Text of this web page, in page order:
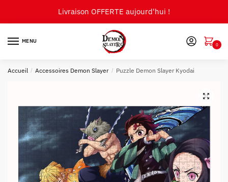
Livraison OFFERTE aujourd'hui !
MENU
0
Accueil / Accessoires Demon Slayer / Puzzle Demon Slayer Kyodai
🔍